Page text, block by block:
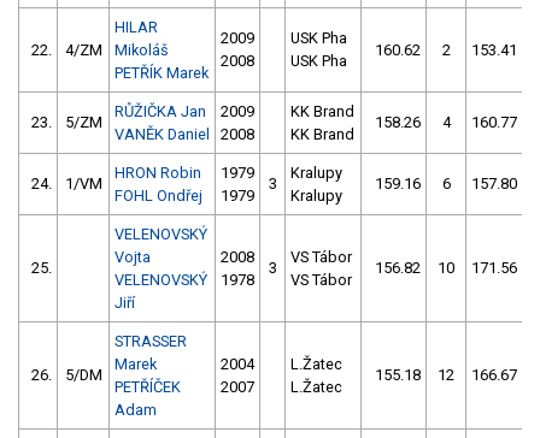
22. 4/ZM
HILAR
Mikoláš
PETŘÍK Marek
2009
2008
USK Pha
USK Pha
160.62 2 153.41
23. 5/ZM
RŮŽIČKA Jan
VANĚK Daniel
2009
2008
KK Brand
KK Brand
158.26 4 160.77
24. 1/VM
HRON Robin
FOHL Ondřej
1979
1979
3
Kralupy
Kralupy
159.16 6 157.80
25.
VELENOVSKÝ
Vojta
VELENOVSKÝ
Jiří
2008
1978
3
VS Tábor
VS Tábor
156.82 10 171.56
26. 5/DM
STRASSER
Marek
PETŘÍČEK
Adam
2004
2007
L.Žatec
L.Žatec
155.18 12 166.67